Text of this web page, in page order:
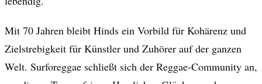
Mit 70 Jahren bleibt Hinds ein Vorbild für Kohärenz und
Zielstrebigkeit für Künstler und Zuhörer auf der ganzen
Welt. Surforeggae schließt sich der Reggae-Community an,